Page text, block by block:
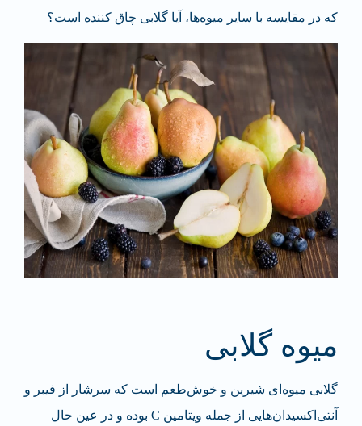
که در مقایسه با سایر میوه‌ها، آیا گلابی چاق کننده است؟
میوه گلابی
گلابی میوه‌ای شیرین و خوش‌طعم است که سرشار از فیبر و
آنتی‌اکسیدان‌هایی از جمله ویتامین C بوده و در عین حال